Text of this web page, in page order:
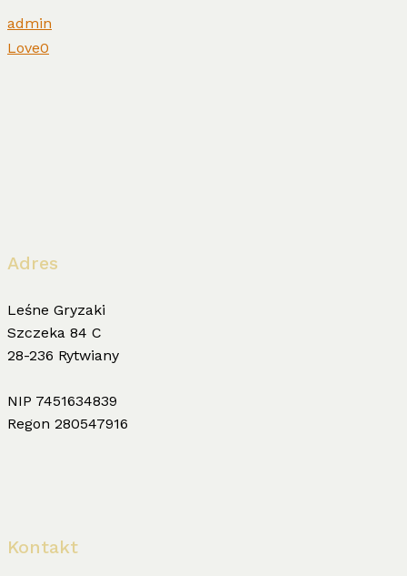
admin
Love0
Adres
Leśne Gryzaki
Szczeka 84 C
28-236 Rytwiany
NIP 7451634839
Regon 280547916
Kontakt